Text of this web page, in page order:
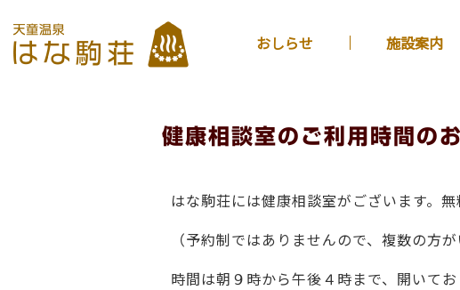
おしらせ 施設案内
健康相談室のご利用時間の
はな駒荘には健康相談室がございます。無
（予約制ではありませんので、複数の方
時間は朝９時から午後４時まで、開いてお